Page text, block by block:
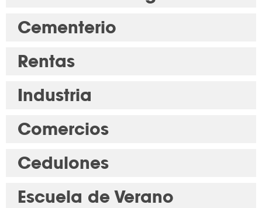
Cementerio
Rentas
Industria
Comercios
Cedulones
Escuela de Verano